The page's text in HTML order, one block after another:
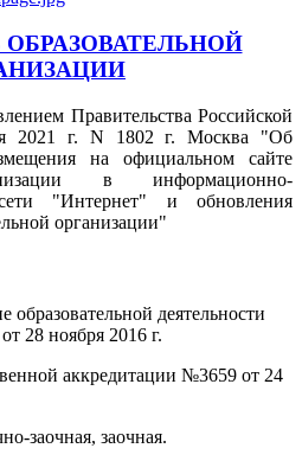
Правительства Российской
2021 г. N 1802 г. Москва "Об
на официальном сайте
в информационно-
"Интернет" и обновления
организации"
образовательной деятельности
28 ноября 2016 г.
аккредитации №3659 от 24
заочная, заочная.